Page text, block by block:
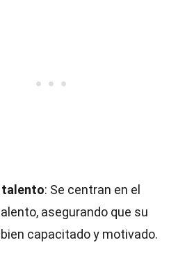
talento: Se centran en el
asegurando que su
capacitado y motivado.